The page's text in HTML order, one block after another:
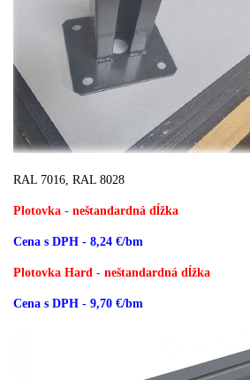
RAL 7016, RAL 8028
Plotovka - neštandardná dĺžka
Cena s DPH - 8,24 €/bm
Plotovka Hard - neštandardná dĺžka
Cena s DPH - 9,70 €/bm